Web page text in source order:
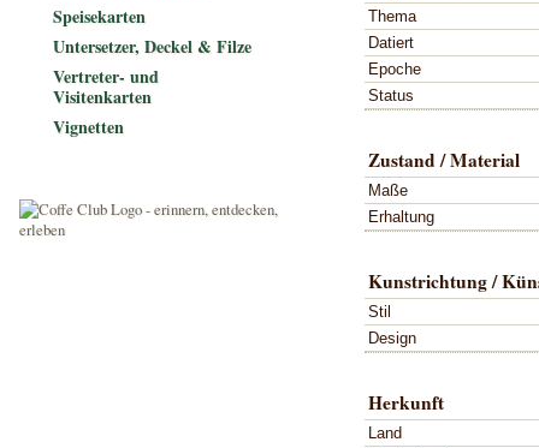
Thema
Datiert
Epoche
Status
Zustand / Material
Maße
Erhaltung
Kunstrichtung /
Stil
Design
Herkunft
Land
Speisekarten
Untersetzer, Deckel & Filze
Vertreter- und
Visitenkarten
Vignetten